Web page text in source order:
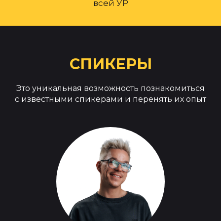
всей УР
СПИКЕРЫ
Это уникальная возможность познакомиться
с известными спикерами и перенять их опыт